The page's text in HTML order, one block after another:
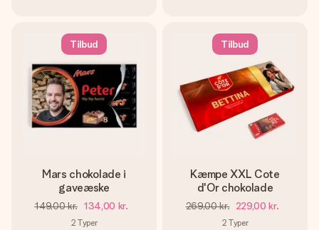
Tilbud
Mars chokolade i
gaveæske
149,00 kr. 134,00 kr.
2 Typer
Tilbud
Kæmpe XXL Cote
d'Or chokolade
269,00 kr. 229,00 kr.
2 Typer